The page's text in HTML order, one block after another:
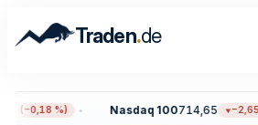
Traden.de
(−0,18 %) Nasdaq 100714,65 −2,65